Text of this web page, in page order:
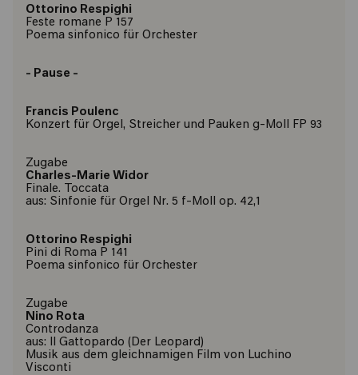
Ottorino Respighi
Feste romane P 157
Poema sinfonico für Orchester
- Pause -
Francis Poulenc
Konzert für Orgel, Streicher und Pauken g-Moll FP 93
Zugabe
Charles-Marie Widor
Finale. Toccata
aus: Sinfonie für Orgel Nr. 5 f-Moll op. 42,1
Ottorino Respighi
Pini di Roma P 141
Poema sinfonico für Orchester
Zugabe
Nino Rota
Controdanza
aus: Il Gattopardo (Der Leopard)
Musik aus dem gleichnamigen Film von Luchino
Visconti